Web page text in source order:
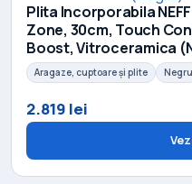
Plita Incorporabila
Zone, 30cm, Touch
Boost, Vitroceramica
Aragaze, cuptoare și plite Negru
2.819 lei